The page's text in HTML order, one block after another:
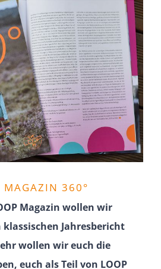
MAGAZIN 360°
Magazin wollen wir
Jahres­be­richt
wollen wir euch die
euch als Teil von LOOP